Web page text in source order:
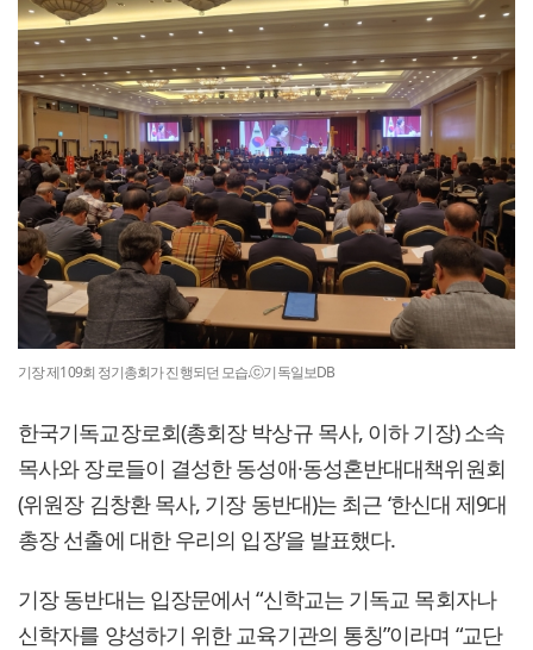
기장 제109회 정기총회가 진행되던 모습.ⓒ기독일보DB
한국기독교장로회(총회장 박상규 목사, 이하 기장) 소속
목사와 장로들이 결성한 동성애·동성혼반대대책위원회
(위원장 김창환 목사, 기장 동반대)는 최근 ‘한신대 제9대
총장 선출에 대한 우리의 입장’을 발표했다.
기장 동반대는 입장문에서 “신학교는 기독교 목회자나
신학자를 양성하기 위한 교육기관의 통칭”이라며 “교단